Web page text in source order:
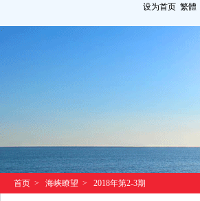
设为首页 繁體
首页 > 海峡瞭望 > 2018年第2-3期